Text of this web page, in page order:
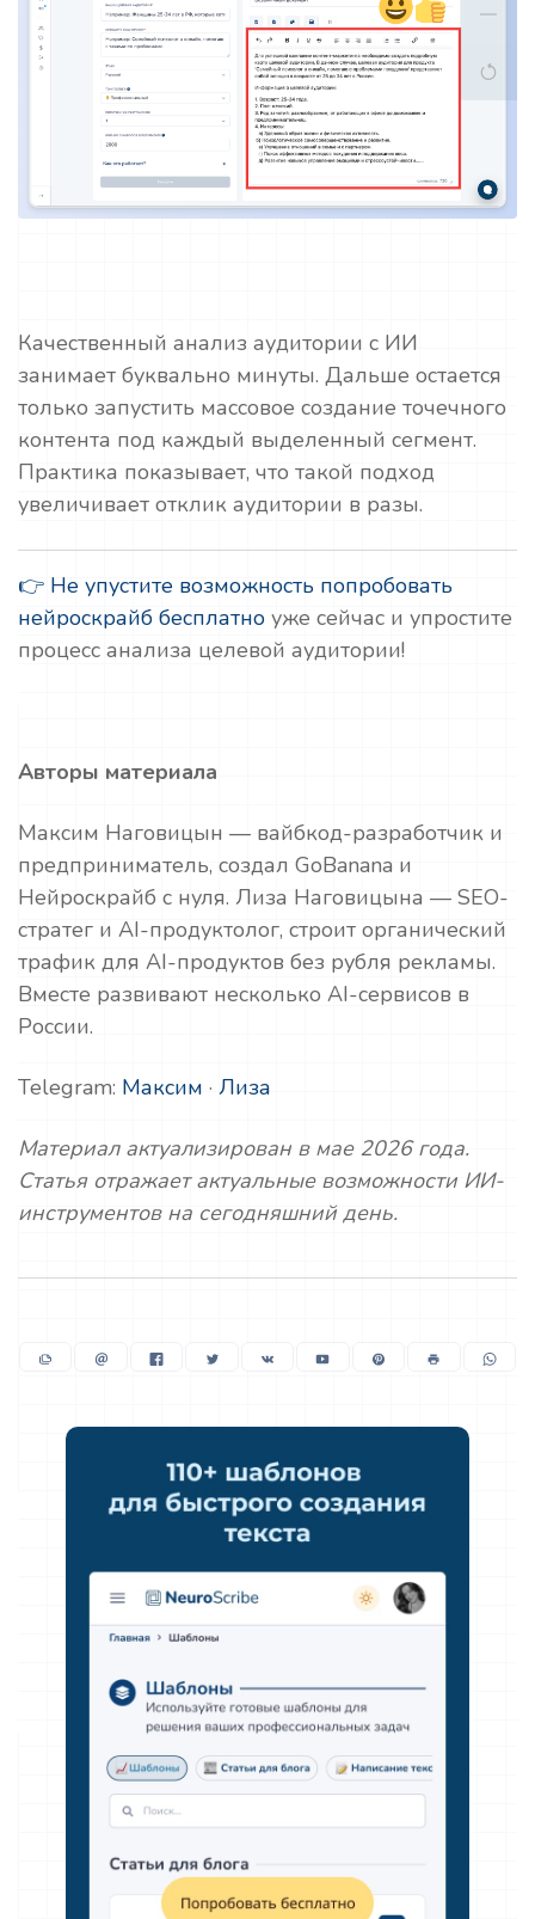
Качественный анализ аудитории с ИИ
занимает буквально минуты. Дальше остается
только запустить массовое создание точечного
контента под каждый выделенный сегмент.
Практика показывает, что такой подход
увеличивает отклик аудитории в разы.
👉 Не упустите возможность попробовать
нейроскрайб бесплатно уже сейчас и упростите
процесс анализа целевой аудитории!
Авторы материала
Максим Наговицын — вайбкод-разработчик и
предприниматель, создал GoBanana и
Нейроскрайб с нуля. Лиза Наговицына — SEO-
стратег и AI-продуктолог, строит органический
трафик для AI-продуктов без рубля рекламы.
Вместе развивают несколько AI-сервисов в
России.
Telegram: Максим · Лиза
Материал актуализирован в мае 2026 года.
Статья отражает актуальные возможности ИИ-
инструментов на сегодняшний день.